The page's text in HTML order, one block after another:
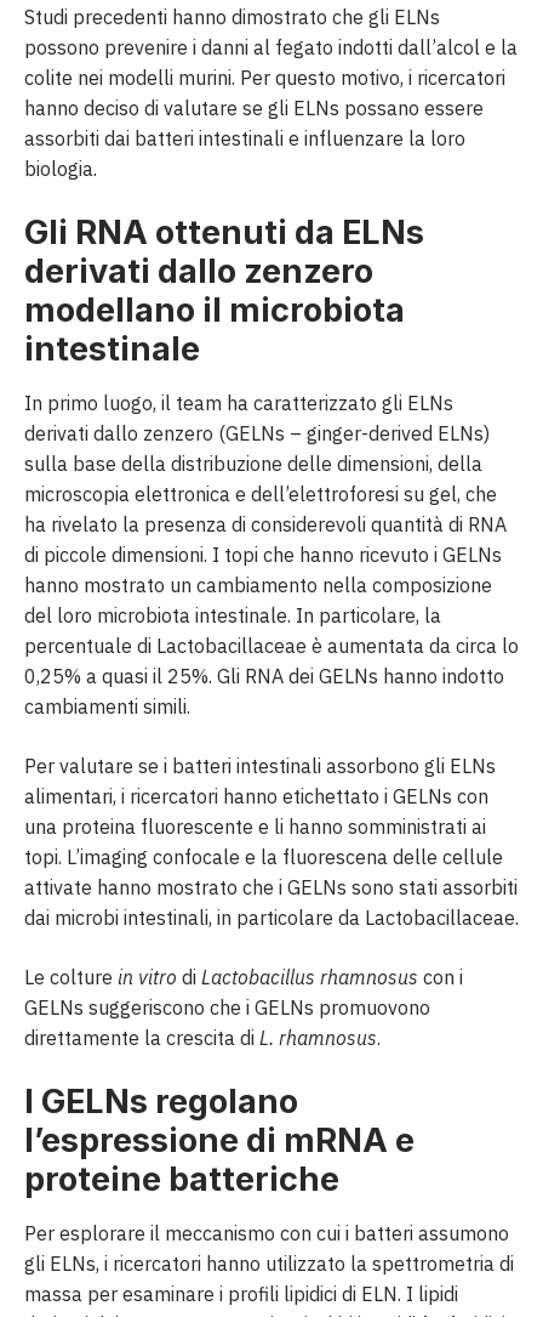
Studi precedenti hanno dimostrato che gli ELNs
possono prevenire i danni al fegato indotti dall’alcol e la
colite nei modelli murini. Per questo motivo, i ricercatori
hanno deciso di valutare se gli ELNs possano essere
assorbiti dai batteri intestinali e influenzare la loro
biologia.
Gli RNA ottenuti da ELNs
derivati dallo zenzero
modellano il microbiota
intestinale
In primo luogo, il team ha caratterizzato gli ELNs
derivati dallo zenzero (GELNs – ginger-derived ELNs)
sulla base della distribuzione delle dimensioni, della
microscopia elettronica e dell’elettroforesi su gel, che
ha rivelato la presenza di considerevoli quantità di RNA
di piccole dimensioni. I topi che hanno ricevuto i GELNs
hanno mostrato un cambiamento nella composizione
del loro microbiota intestinale. In particolare, la
percentuale di Lactobacillaceae è aumentata da circa lo
0,25% a quasi il 25%. Gli RNA dei GELNs hanno indotto
cambiamenti simili.
Per valutare se i batteri intestinali assorbono gli ELNs
alimentari, i ricercatori hanno etichettato i GELNs con
una proteina fluorescente e li hanno somministrati ai
topi. L’imaging confocale e la fluorescena delle cellule
attivate hanno mostrato che i GELNs sono stati assorbiti
dai microbi intestinali, in particolare da Lactobacillaceae.
Le colture in vitro di Lactobacillus rhamnosus con i
GELNs suggeriscono che i GELNs promuovono
direttamente la crescita di L. rhamnosus.
I GELNs regolano
l’espressione di mRNA e
proteine batteriche
Per esplorare il meccanismo con cui i batteri assumono
gli ELNs, i ricercatori hanno utilizzato la spettrometria di
massa per esaminare i profili lipidici di ELN. I lipidi